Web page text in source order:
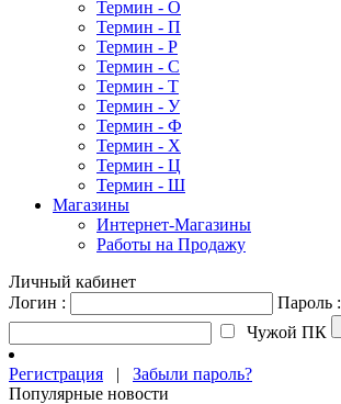
Термин - О
Термин - П
Термин - Р
Термин - С
Термин - Т
Термин - У
Термин - Ф
Термин - Х
Термин - Ц
Термин - Ш
Магазины
Интернет-Магазины
Работы на Продажу
Личный кабинет
Логин :
Пароль :
Чужой ПК
Регистрация | Забыли пароль?
Популярные новости